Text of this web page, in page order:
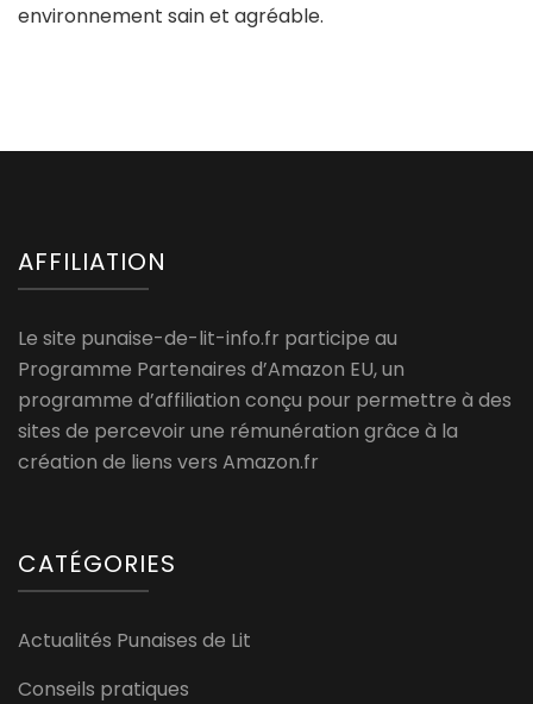
environnement sain et agréable.
AFFILIATION
Le site punaise-de-lit-info.fr participe au
Programme Partenaires d’Amazon EU, un
programme d’affiliation conçu pour permettre à des
sites de percevoir une rémunération grâce à la
création de liens vers Amazon.fr
CATÉGORIES
Actualités Punaises de Lit
Conseils pratiques